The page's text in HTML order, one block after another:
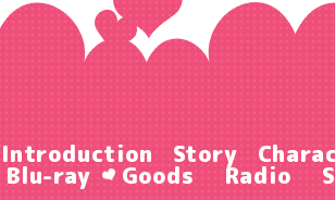
Introduction Story
Blu-ray Goods Radio